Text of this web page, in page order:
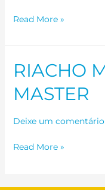
Read More »
RIACHO
MASTER
Deixe um comentário
RIACHO
MASTER
vs
MASTER
Read More »